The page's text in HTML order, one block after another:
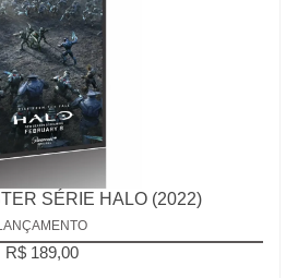
SÉRIE HALO (2022)
R$ 189,00